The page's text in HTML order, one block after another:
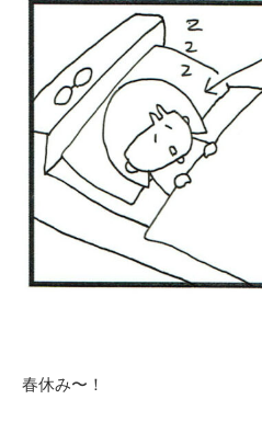
春休み〜！